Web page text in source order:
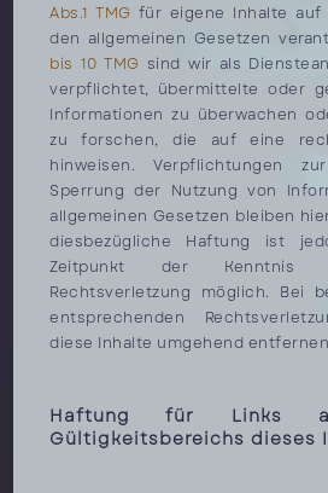
Abs.1 TMG für eigene Inhalte auf
den allgemeinen Gesetzen
bis 10 TMG sind wir als
verpflichtet, übermittelte oder
Informationen zu überwachen
zu forschen, die auf eine
hinweisen. Verpflichtungen
Sperrung der Nutzung von
allgemeinen Gesetzen bleiben
diesbezügliche Haftung ist
Zeitpunkt der Kenntnis
Rechtsverletzung möglich. Bei
entsprechenden
diese Inhalte umgehend
Haftung für Links
Gültigkeitsbereichs dieses